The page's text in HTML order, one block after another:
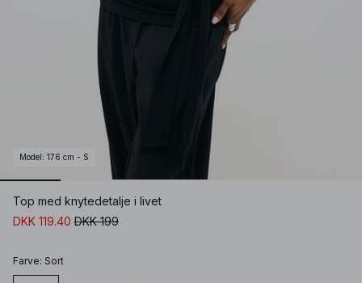
Model : 176 cm - S
Top med knytedetalje i livet
DKK 119.40 DKK 199
Farve: Sort